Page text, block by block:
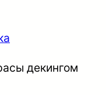
декингом